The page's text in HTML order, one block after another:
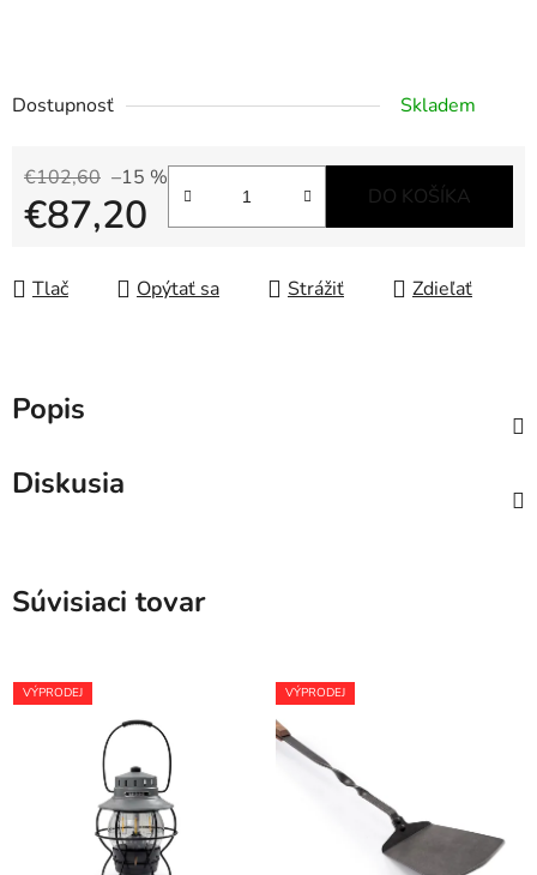
Dostupnosť Skladem
€102,60 –15 %
€87,20 DO KOŠÍKA
Tlač Opýtať sa Strážiť Zdieľať
Popis
Diskusia
Súvisiaci tovar
VÝPRODEJ VÝPRODEJ